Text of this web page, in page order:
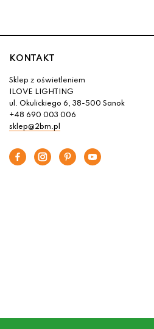
KONTAKT
Sklep z oświetleniem
ILOVE LIGHTING
ul. Okulickiego 6, 38-500 Sanok
+48 690 003 006
sklep@2bm.pl